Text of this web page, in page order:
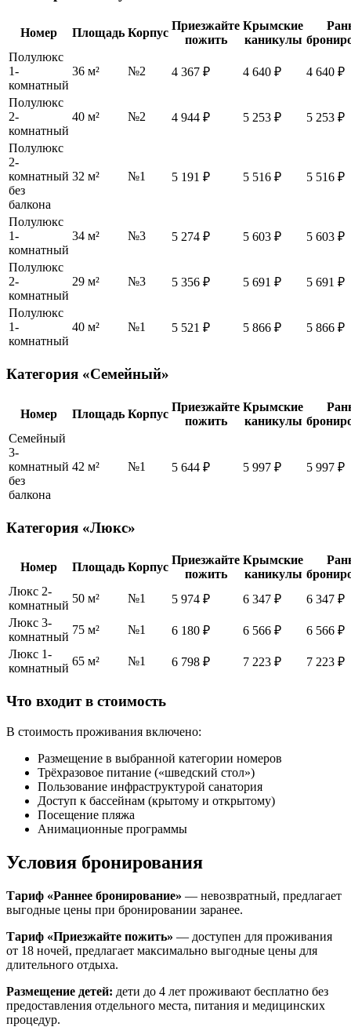
Номер Площадь Корпус
Приезжайте
пожить
Крымские
каникулы
Полулюкс
1-
комнатный
36 м² №2 4 367 ₽ 4 640 ₽ 4 640 ₽
Полулюкс
2-
комнатный
40 м² №2 4 944 ₽ 5 253 ₽ 5 253 ₽
Полулюкс
2-
комнатный
без
балкона
32 м² №1 5 191 ₽ 5 516 ₽ 5 516 ₽
Полулюкс
1-
комнатный
34 м² №3 5 274 ₽ 5 603 ₽ 5 603 ₽
Полулюкс
2-
комнатный
29 м² №3 5 356 ₽ 5 691 ₽ 5 691 ₽
Полулюкс
1-
комнатный
40 м² №1 5 521 ₽ 5 866 ₽ 5 866 ₽
Категория «Семейный»
Номер Площадь Корпус
Приезжайте
пожить
Крымские
каникулы
Семейный
3-
комнатный
без
балкона
42 м² №1 5 644 ₽ 5 997 ₽ 5 997 ₽
Категория «Люкс»
Номер Площадь Корпус
Приезжайте
пожить
Крымские
каникулы
Люкс 2-
комнатный
50 м² №1 5 974 ₽ 6 347 ₽
6 347 ₽
Люкс 3-
комнатный
75 м² №1 6 180 ₽ 6 566 ₽
6 566 ₽
Люкс 1-
комнатный
65 м² №1 6 798 ₽ 7 223 ₽ 7 223 ₽
Что входит в стоимость
В стоимость проживания включено:
Размещение в выбранной категории номеров
Трёхразовое питание («шведский стол»)
Пользование инфраструктурой санатория
Доступ к бассейнам (крытому и открытому)
Посещение пляжа
Анимационные программы
Условия бронирования
Тариф «Раннее бронирование» — невозвратный, предлагает
выгодные цены при бронировании заранее.
Тариф «Приезжайте пожить» — доступен для проживания
от 18 ночей, предлагает максимально выгодные цены для
длительного отдыха.
Размещение детей: дети до 4 лет проживают бесплатно без
предоставления отдельного места, питания и медицинских
процедур.